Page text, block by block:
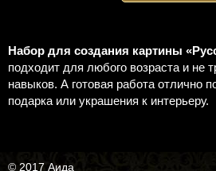
Набор для создания картины
подходит для любого возраста и не
навыков. А готовая работа отлично
подарка или украшения к интерьеру.
© 2017 Аида